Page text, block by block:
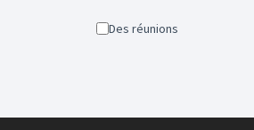
Des réunions